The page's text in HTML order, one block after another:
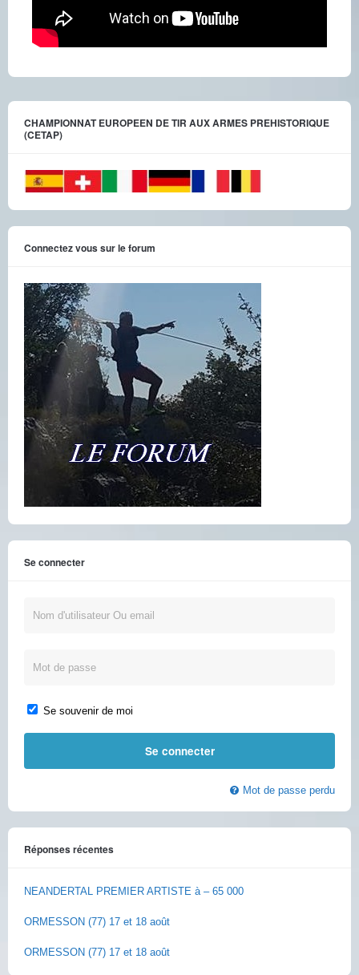
CHAMPIONNAT EUROPEEN DE TIR AUX ARMES PREHISTORIQUE
(CETAP)
Connectez vous sur le forum
Se connecter
Se souvenir de moi
Mot de passe perdu
Réponses récentes
NEANDERTAL PREMIER ARTISTE à – 65 000
ORMESSON (77) 17 et 18 août
ORMESSON (77) 17 et 18 août